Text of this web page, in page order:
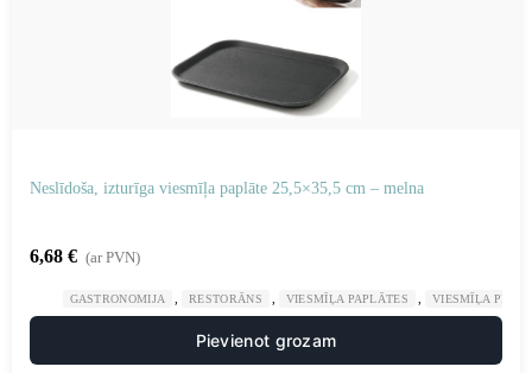
Neslīdoša, izturīga viesmīļa paplāte 25,5×35,5 cm – melna
6,68 € (ar PVN)
GASTRONOMIJA RESTORĀNS VIESMĪĻA PAPLĀTES VIESMĪĻA
Pievienot grozam